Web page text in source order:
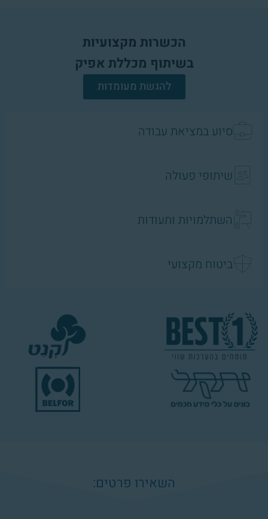
הכשרות מקצועיות
בשיתוף מכללת אפיק
להגשת מעומדות
סיוע במציאת עבודה
שיתופי פעולה
השתלמויות ותעודות
ביטוח מקצועי
השאירו פרטים: